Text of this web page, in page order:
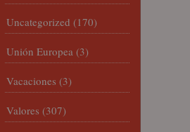
Uncategorized (170)
Unión Europea (3)
Vacaciones (3)
Valores (307)